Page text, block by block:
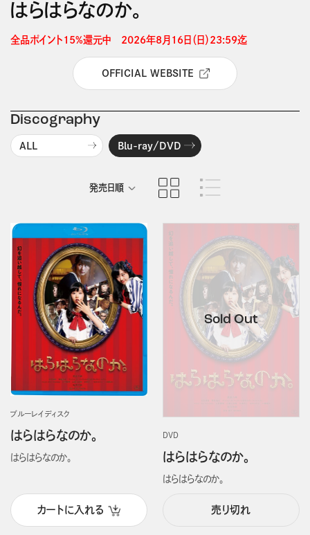
はらはらなのか。
全品ポイント15%還元中　2026年8月16日（日）23:59迄
OFFICIAL WEBSITE
Discography
ALL Blu-ray/DVD
発売日順
ブルーレイディスク
はらはらなのか。
はらはらなのか。
カートに入れる
DVD
はらはらなのか。
はらはらなのか。
売り切れ